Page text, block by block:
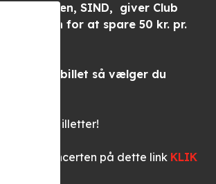
arrangøren, SIND, giver Club
for at spare 50 kr. pr.
du køber billet så vælger du
flere billetter!
om koncerten på dette link KLIK